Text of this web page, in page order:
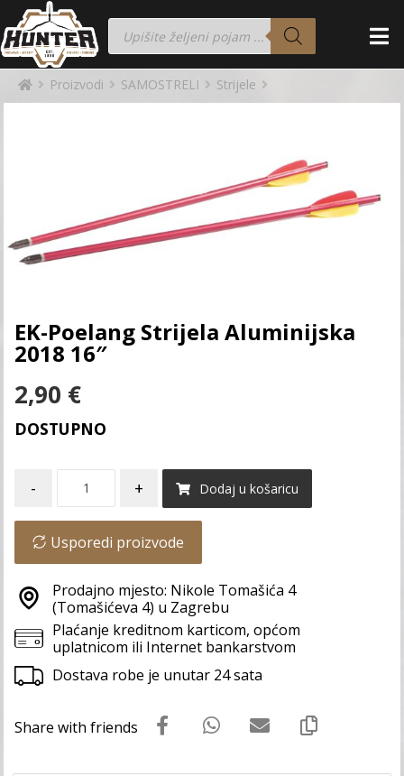
Proizvodi SAMOSTRELI Strijele
EK-Poelang Strijela Aluminijska
2018 16″
2,90 €
DOSTUPNO
- + Dodaj u košaricu
Usporedi proizvode
Prodajno mjesto: Nikole Tomašića 4
(Tomašićeva 4) u Zagrebu
Plaćanje kreditnom karticom, općom
uplatnicom ili Internet bankarstvom
Dostava robe je unutar 24 sata